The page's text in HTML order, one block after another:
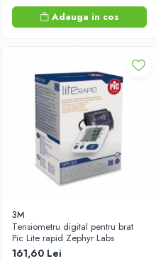
Adauga in cos
3M
Tensiometru digital pentru brat
Pic Lite rapid Zephyr Labs
161,60 Lei